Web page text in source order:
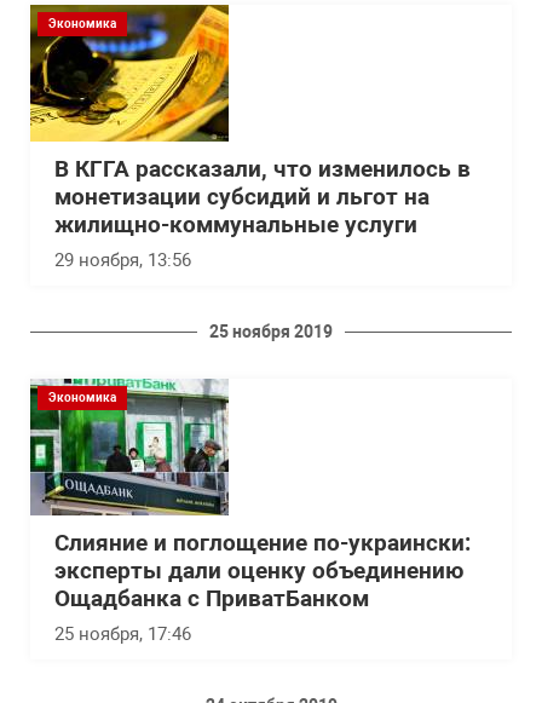
Экономика
В КГГА рассказали, что изменилось в
монетизации субсидий и льгот на
жилищно-коммунальные услуги
29 ноября, 13:56
25 ноября 2019
Экономика
Слияние и поглощение по-украински:
эксперты дали оценку объединению
Ощадбанка с ПриватБанком
25 ноября, 17:46